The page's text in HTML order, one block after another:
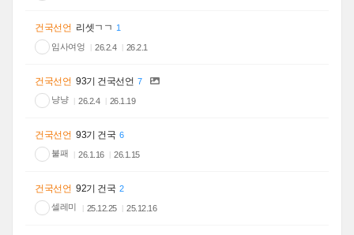
건국선언 리셋ㄱㄱ 1
임사여엉
26.2.4 26.2.1
건국선언 93기 건국선언 7
냥냥
26.2.4 26.1.19
건국선언 93기 건국 6
불패
26.1.16 26.1.15
건국선언 92기 건국 2
셀레미
25.12.25 25.12.16